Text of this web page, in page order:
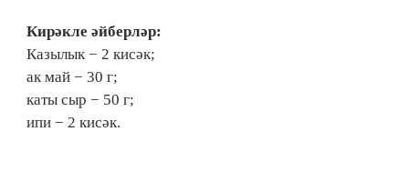
Кирәкле әйберләр:
Казылык − 2 кисәк;
ак май − 30 г;
каты сыр − 50 г;
ипи − 2 кисәк.